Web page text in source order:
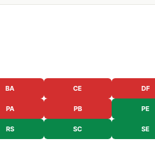
BA CE DF
PA PB PE
RS SC SE